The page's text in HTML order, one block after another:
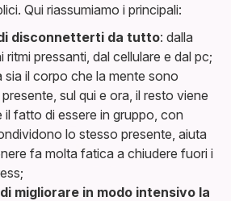
Qui riassumiamo i principali:
disconnetterti da tutto: dalla
ritmi pressanti, dal cellulare e dal pc;
sia il corpo che la mente sono
sul qui e ora, il resto viene
il fatto di essere in gruppo, con
lo stesso presente, aiuta
fa molta fatica a chiudere fuori i
migliorare in modo intensivo la